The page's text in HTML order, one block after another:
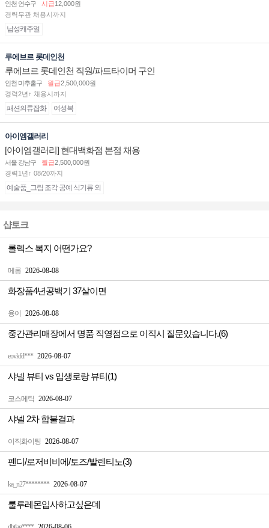
인천 연수구 시급12,000원
경력무관 채용시까지
남성캐주얼
루에브르 롯데인천
루에브르 롯데인천 직원/파트타이머 구인
인천 미추홀구 월급2,500,000원
경력2년↑ 채용시까지
패션의류잡화 여성복
아이엠갤러리
[아이엠갤러리] 현대백화점 본점 채용
서울 강남구 월급2,500,000원
경력1년↑ 08/20까지
예술품_그림 조각 공예 식기류 외
샵토크
메롱 2026-08-08
롤렉스 복지 어떤가요?
융이 2026-08-08
화장품4년공백기 37살이면
eovkfd*** 2026-08-07
중간관리매장에서 명품 직영점으로 이직시 질문있습니다.(6)
코스메틱 2026-08-07
샤넬 뷰티 vs 입생로랑 뷰티(1)
이직화이팅 2026-08-07
샤넬 2차 합불결과
ka_n27******** 2026-08-07
펜디/로저비비에/토즈/발렌티노(3)
룰루레몬입사하고싶은데